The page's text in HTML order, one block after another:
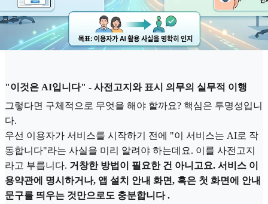
"이것은 AI입니다" - 사전고지와 표시 의무의 실무적 이행
그렇다면 구체적으로 무엇을 해야 할까요? 핵심은 투명성입니
다.
우선 이용자가 서비스를 시작하기 전에 "이 서비스는 AI로 작
동합니다"라는 사실을 미리 알려야 하는데요. 이를 사전고지
라고 부릅니다. 거창한 방법이 필요한 건 아니고요. 서비스 이
용약관에 명시하거나, 앱 설치 안내 화면, 혹은 첫 화면에 안내
문구를 띄우는 것만으로도 충분합니다 .